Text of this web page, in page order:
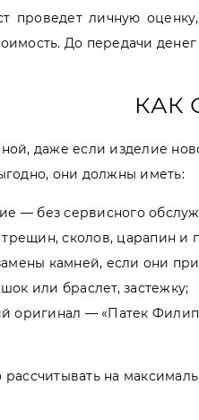
проведет личную
До передачи
КАК
даже если изделие
они должны иметь:
— без сервисного
сколов, царапин и
камней, если они
или браслет, застежку;
оригинал — «Патек
на